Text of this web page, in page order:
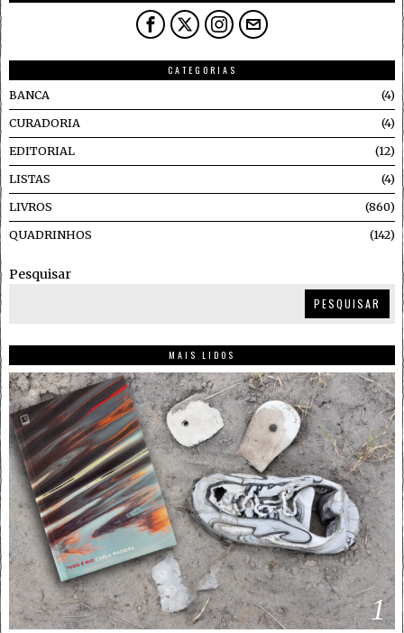
CATEGORIAS
BANCA
4
CURADORIA 4
EDITORIAL 12
LISTAS 4
LIVROS 860
QUADRINHOS 142
Pesquisar
PESQUISAR
MAIS LIDOS
1